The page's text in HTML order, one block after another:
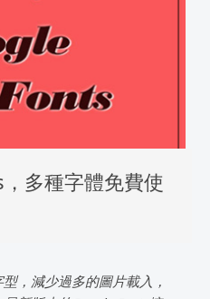
多種字體免費使
，減少過多的圖片載入，